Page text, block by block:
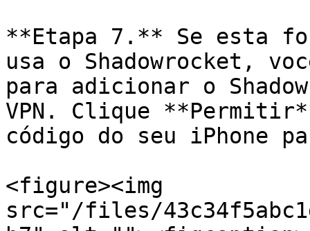
**Etapa 7.** Se esta
usa o Shadowrocket,
para adicionar o
VPN. Clique
código do seu iPhone
<figure><img
src="/files/